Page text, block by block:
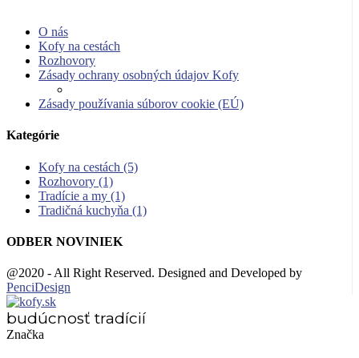
O nás
Kofy na cestách
Rozhovory
Zásady ochrany osobných údajov Kofy
Zásady používania súborov cookie (EÚ)
Kategórie
Kofy na cestách (5)
Rozhovory (1)
Tradície a my (1)
Tradičná kuchyňa (1)
ODBER NOVINIEK
@2020 - All Right Reserved. Designed and Developed by
PenciDesign
budúcnosť tradícií
Značka